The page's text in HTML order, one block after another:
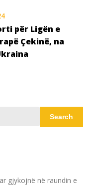
për Ligën e
Çekinë, na
Search
gjykojnë në raundin e